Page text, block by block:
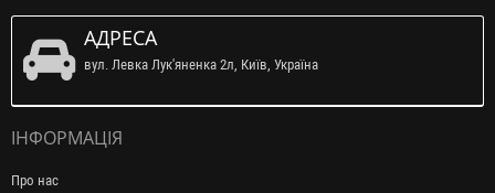
АДРЕСА
вул. Левка Лук'яненка 2л, Київ, Україна
ІНФОРМАЦІЯ
Про нас